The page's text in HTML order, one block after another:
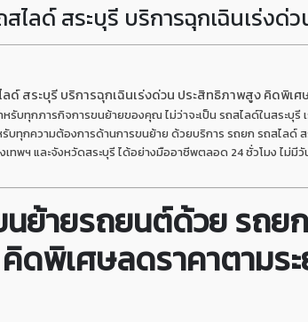
ลด์ สระบุรี บริการฉุกเฉินเร่งด่
สระบุรี บริการฉุกเฉินเร่งด่วน ประสิทธิภาพสูง คิดพิเศ
บทุกภารกิจการขนย้ายของคุณ ไม่ว่าจะเป็น รถสไลด์ในสระบุรี
บทุกความต้องการด้านการขนย้าย ด้วยบริการ รถยก รถสไลด์
เทพฯ และจังหวัดสระบุรี ได้อย่างมืออาชีพตลอด 24 ชั่วโมง ไม่
ย้ายรถยนต์ด้วย รถย
ดพิเศษลดราคาตามร